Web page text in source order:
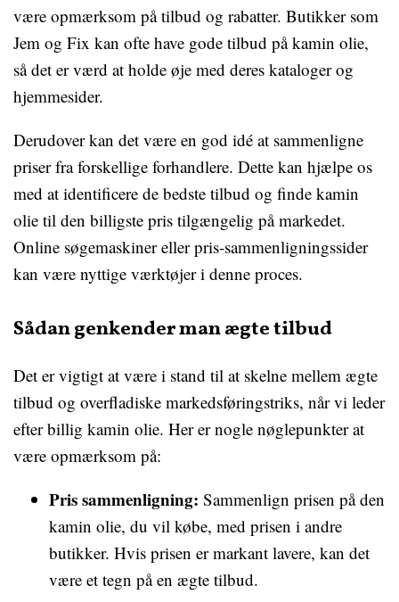
være opmærksom på tilbud og rabatter. Butikker som
Jem og Fix kan ofte have gode tilbud på kamin olie,
så det er værd at holde øje med deres kataloger og
hjemmesider.
Derudover kan det være en god idé at sammenligne
priser fra forskellige forhandlere. Dette kan hjælpe os
med at identificere de bedste tilbud og finde kamin
olie til den billigste pris tilgængelig på markedet.
Online søgemaskiner eller pris-sammenligningssider
kan være nyttige værktøjer i denne proces.
Sådan genkender man ægte tilbud
Det er vigtigt at være i stand til at skelne mellem ægte
tilbud og overfladiske markedsføringstriks, når vi leder
efter billig kamin olie. Her er nogle nøglepunkter at
være opmærksom på:
Pris sammenligning: Sammenlign prisen på den
kamin olie, du vil købe, med prisen i andre
butikker. Hvis prisen er markant lavere, kan det
være et tegn på en ægte tilbud.